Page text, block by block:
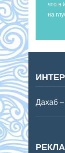
что в
на
Дахаб